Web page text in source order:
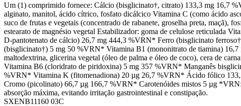
Um (1) comprimido fornece: Cálcio (bisglicinato†, citrato) 133,3 mg 16,7
alginato, manitol, ácido cítrico, fosfato dicálcico Vitamina C (como ácido
suco de frutas e vegetais (concentrado de rabanete, groselha preta, maçã),
estearato de magnésio vegetal Estabilizador: goma de celulose reticulada
D-pantotenato de cálcio) 26,7 mg 444,3 %VRN* Ferro (bisglicinato
(bisglicinato†) 5 mg 50 %VRN* Vitamina B1 (mononitrato de tiamina)
maltodextrina, glicerina vegetal (óleo de palma e óleo de coco), cera de
Vitamina B6 (cloridrato de piridoxina) 5 mg 357 %VRN* Manganês
%VRN* Vitamina K (fitomenadiona) 20 µg 26,7 %VRN* Ácido fólico
Cromo (picolinato) 66,7 µg 166,7 %VRN* Carotenóides mistos 5 µg
absorção máxima, evitando irritação gastrointestinal e constipação.
SXENB11160 03C